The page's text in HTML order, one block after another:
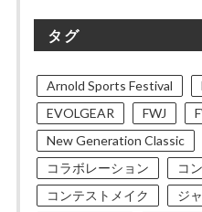
タグ
Arnold Sports Festival
EVOLGEAR
FWJ
New Generation Classic
コラボレーション
コ
コンテストメイク
ジ